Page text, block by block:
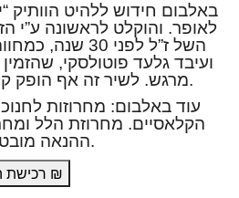
באלבום חידוש ללהיט הוותיק
לאופר. והוקלט לראשונה ע”י
השל ז”ל לפני
ועיבד גלעד פוטולסקי,
מרגש. לשיר זה אף הופק קליפ ייחודי ומרהיב.
עוד באלבום: מחרוזות
הקלאסיים. מחרוזת הלל
ההנאה מובטחת.
רכישת האלבום + הורדה - 30.00 ₪